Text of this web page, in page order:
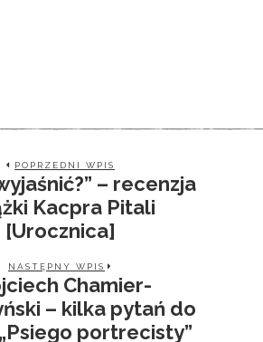
POPRZEDNI WPIS
– recenzja
Kacpra Pitali
[Urocznica]
NASTĘPNY WPIS
Chamier-
– kilka pytań do
portrecisty”